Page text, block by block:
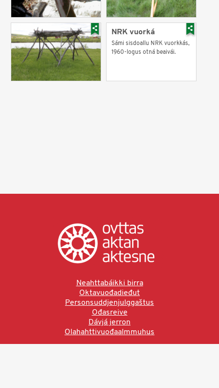
NRK vuorká
Sámi sisdoallu NRK vuorkkás,
1960-logus otná beaivái.
Neahttabáikki birra
Oktavuođadieđut
Personsuddjenjulggaštus
Ođasreive
Dávjá jerron
Olahahttivuođaalmmuhus